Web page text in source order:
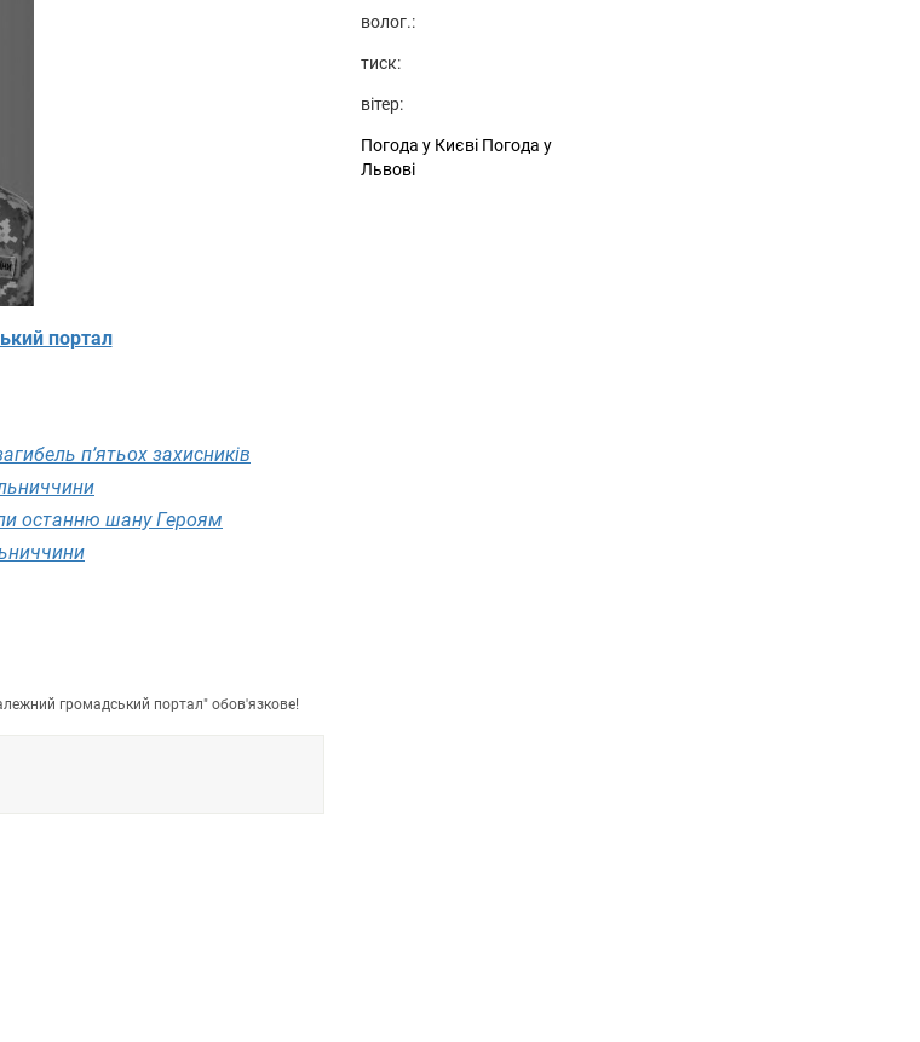
портал
п’ятьох захисників
останню шану Героям
громадський портал" обов'язкове!
волог.:
тиск:
вітер:
Погода у Києві Погода у
Львові